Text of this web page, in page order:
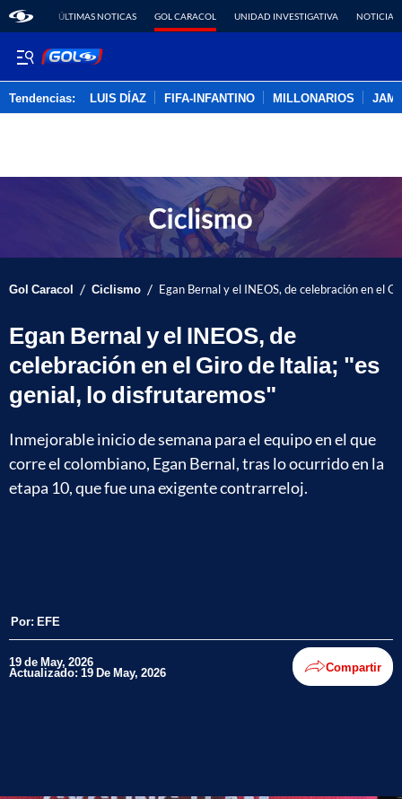
ÚLTIMAS NOTICAS GOL CARACOL UNIDAD INVESTIGATIVA NOTICIAS
Tendencias: LUIS DÍAZ FIFA-INFANTINO MILLONARIOS
Gol Caracol / Ciclismo / Egan Bernal y el INEOS, de celebración en el
Egan Bernal y el INEOS, de
celebración en el Giro de Italia; "es
genial, lo disfrutaremos"
Inmejorable inicio de semana para el equipo en el que
corre el colombiano, Egan Bernal, tras lo ocurrido en la
etapa 10, que fue una exigente contrarreloj.
Por: EFE
19 de May, 2026
Actualizado: 19 De May, 2026 Compartir